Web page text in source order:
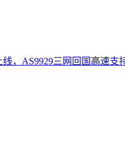
，AS9929三网回国高速支